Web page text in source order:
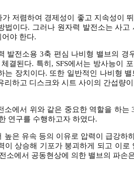
저렴하여 경제성이 좋고 지속성이
법이다. 그러나 원자력 발전소는 사
야 한다.
발전소용 3축 편심 나비형 밸브의
체결된다. 특히, SFS에서는 방사능
는 장치이다. 또한 일반적인 나비형
리하고 디스크와 시트 사이의 간섭량
소에서 위와 같은 중요한 역할을 하
연구를 수행하고자 하였다.
높은 유속 등의 이유로 압력이 급강
이 상승해 기포가 붕괴하게 되고 이
소에서 공동현상에 의한 밸브의 파